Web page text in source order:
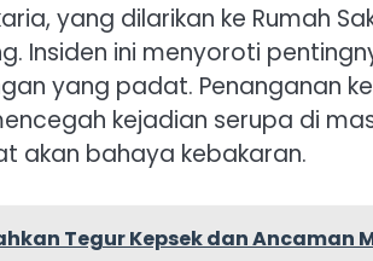
yang dilarikan ke Rumah
Insiden ini menyoroti
yang padat. Penanganan
kejadian serupa di
akan bahaya kebakaran.
Tegur Kepsek dan Ancaman